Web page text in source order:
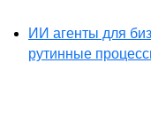
ИИ агенты для
рутинные